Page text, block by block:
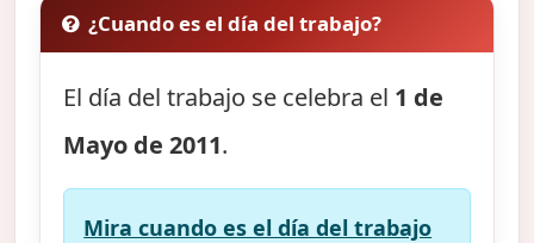
¿Cuando es el día del trabajo?
El día del trabajo se celebra el 1 de
Mayo de 2011.
Mira cuando es el día del trabajo